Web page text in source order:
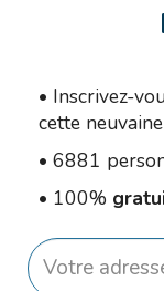
• Inscrivez-
cette
• 6881
• 100%